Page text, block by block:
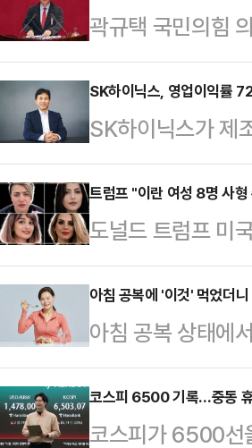
곽규택 국민의힘
"(한 전 대표의 출
다"고 말했다.곽
출마 관련 질문을
의 대립각 또 이재
선거에 대한 관심
형준 후보에게도
다"며 "(한 …
SK하이닉스, 영업이익률
SK하이닉스가 제
한국 기업의 역사
기조 속에서 매출
23일 올해 1분기
6103억원, 순이
기준 사상 최대
업의 수익성 지표
디…
트럼프 "이란 여성 8명 사
도널드 트럼프 미
가 이뤄졌다면서
프 대통령은 22일
부가 내 요청을 받
즉시 석방될 것이
면서 “이란과 그
됐던 처형을 취소
아침 공복에 '이것' 먹었더
아침 공복 상태에
아침 식사에서는
는 게 좋다.아침에
으면 비교적 소화
코스피 6500 기록…중동
코스피가 6500선